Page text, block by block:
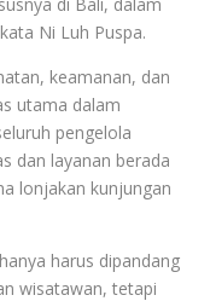
Ni Luh Puspa.
keamanan, dan
utama dalam
pengelola
dan layanan berada
lonjakan kunjungan
harus dipandang
wisatawan, tetapi